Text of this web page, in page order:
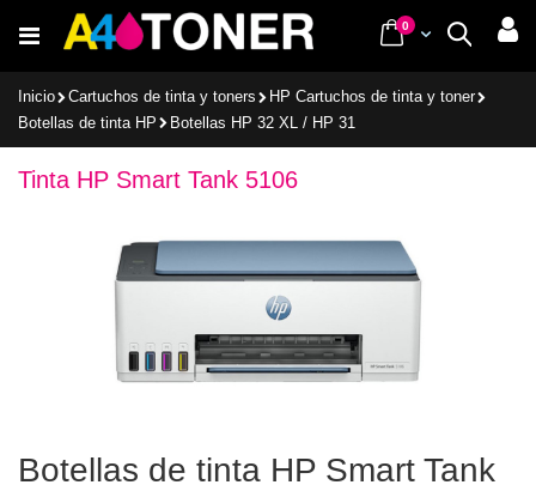
al
Buscar
Cart
0items
Inicio Cartuchos de tinta y toners
HP Cartuchos de tinta y toner
Botellas de tinta HP
Botellas HP 32 XL / HP 31
Tinta HP Smart Tank 5106
Botellas de tinta HP Smart Tank